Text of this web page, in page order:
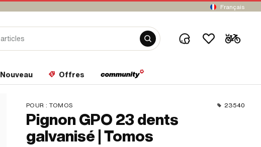
Français
Nouveau Offres
POUR : TOMOS 23540
Pignon GPO 23 dents
galvanisé | Tomos